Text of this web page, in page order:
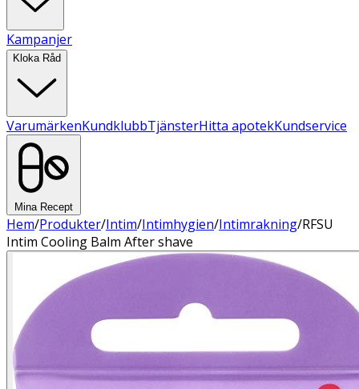
Kampanjer
Kloka Råd
VarumärkenKundklubbTjänsterHitta apotekKundservice
Mina Recept
Hem/Produkter/Intim/Intimhygien/Intimrakning/RFSU
Intim Cooling Balm After shave